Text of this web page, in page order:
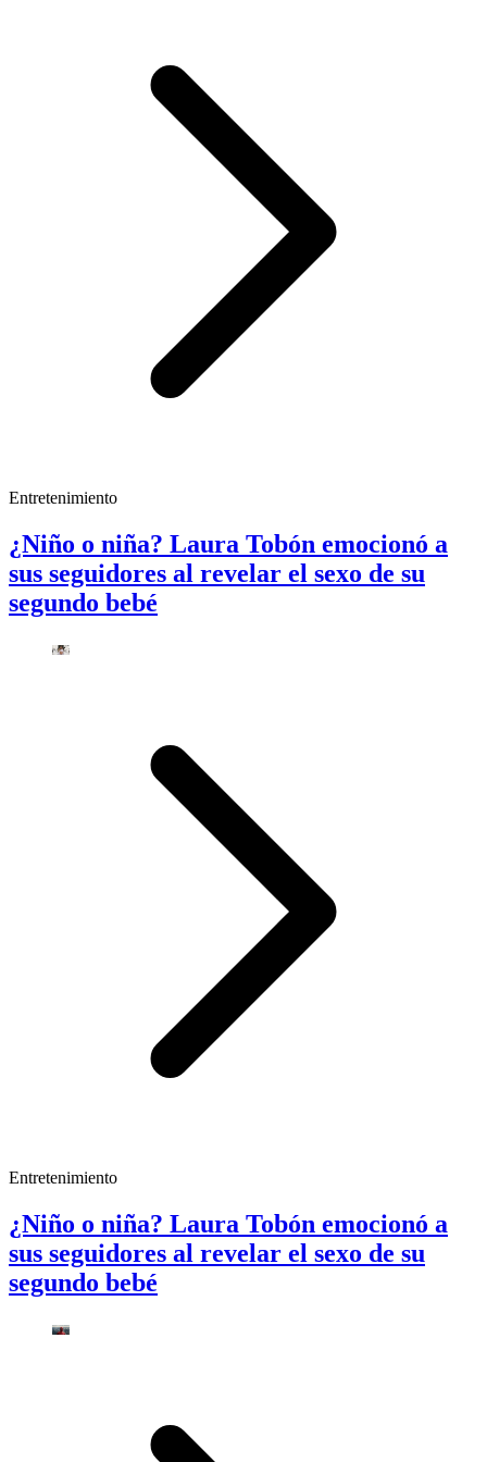
Entretenimiento
¿Niño o niña? Laura Tobón emocionó a
sus seguidores al revelar el sexo de su
segundo bebé
Entretenimiento
¿Niño o niña? Laura Tobón emocionó a
sus seguidores al revelar el sexo de su
segundo bebé